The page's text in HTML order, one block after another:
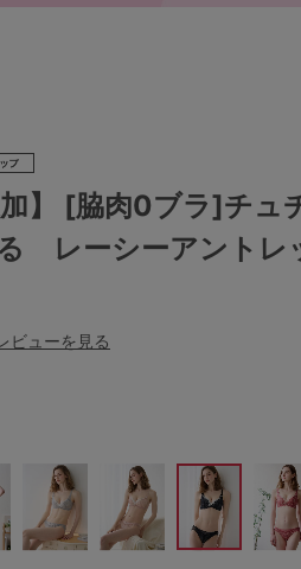
ら探す
加】 [脇肉0ブラ]チュ
レーシーアントレ
ビューを見る